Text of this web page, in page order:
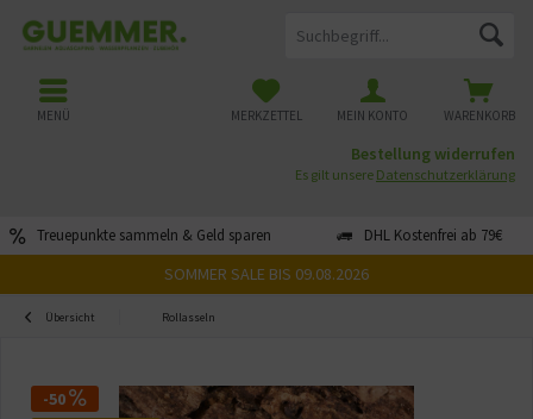
Treuepunkte sammeln & Geld sparen DHL Kostenfrei ab 79€
WARENKORB
MERKZETTEL MEIN KONTO
MENÜ
Bestellung widerrufen
Es gilt unsere Datenschutzerklärung
SOMMER SALE BIS 09.08.2026
Übersicht Rollasseln
-50